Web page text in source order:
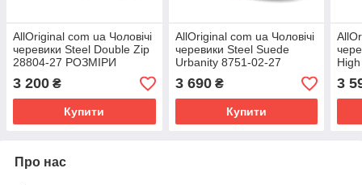
AllOriginal com ua Чоловічі
черевики Steel Double Zip
28804-27 РОЗМІРИ
ЗАПІТУЙТЕ
3 200 ₴
Купити
AllOriginal com ua Чоловічі
черевики Steel Suede
Urbanity 8751-02-27
РОЗМІРІ ЗАПІТУЙТЕ
3 690₴
Купити
3
Про нас